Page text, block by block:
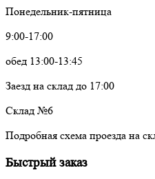
Понедельник-пятница
9:00-17:00
обед 13:00-13:45
Заезд на склад до 17:00
Склад №6
Подробная схема проезда на
Быстрый заказ